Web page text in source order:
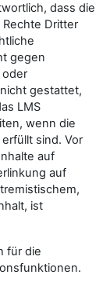
dass die
Dritter
gegen
gestattet,
LMS
wenn die
sind. Vor
auf
auf
ist
für die